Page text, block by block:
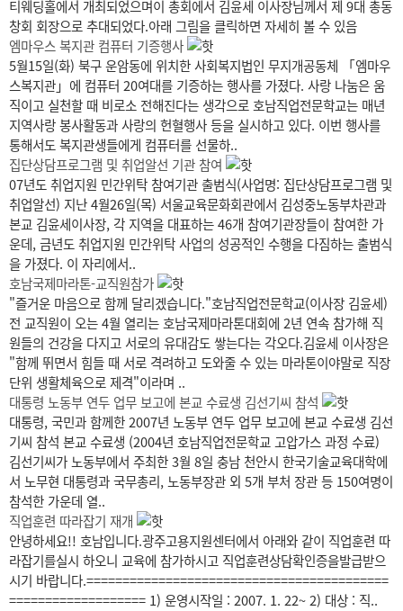
티웨딩홀에서 개최되었으며이 총회에서 김윤세 이사장님께서 제 9대 총동
창회 회장으로 추대되었다.아래 그림을 클릭하면 자세히 볼 수 있음
엠마우스 복지관 컴퓨터 기증행사
5월15일(화) 북구 운암동에 위치한 사회복지법인 무지개공동체 「엠마우
스복지관」에 컴퓨터 20여대를 기증하는 행사를 가졌다. 사랑 나눔은 움
직이고 실천할 때 비로소 전해진다는 생각으로 호남직업전문학교는 매년
지역사랑 봉사활동과 사랑의 헌혈행사 등을 실시하고 있다. 이번 행사를
통해서도 복지관생들에게 컴퓨터를 선물하..
집단상담프로그램 및 취업알선 기관 참여
07년도 취업지원 민간위탁 참여기관 출범식(사업명: 집단상담프로그램 및
취업알선) 지난 4월26일(목) 서울교육문화회관에서 김성중노동부차관과
본교 김윤세이사장, 각 지역을 대표하는 46개 참여기관장들이 참여한 가
운데, 금년도 취업지원 민간위탁 사업의 성공적인 수행을 다짐하는 출범식
을 가졌다. 이 자리에서..
호남국제마라톤-교직원참가
"즐거운 마음으로 함께 달리겠습니다."호남직업전문학교(이사장 김윤세)
전 교직원이 오는 4월 열리는 호남국제마라톤대회에 2년 연속 참가해 직
원들의 건강을 다지고 서로의 유대감도 쌓는다는 각오다.김윤세 이사장은
"함께 뛰면서 힘들 때 서로 격려하고 도와줄 수 있는 마라톤이야말로 직장
단위 생활체육으로 제격"이라며 ..
대통령 노동부 연두 업무 보고에 본교 수료생 김선기씨 참석
대통령, 국민과 함께한 2007년 노동부 연두 업무 보고에 본교 수료생 김선
기씨 참석 본교 수료생 (2004년 호남직업전문학교 고압가스 과정 수료)
김선기씨가 노동부에서 주최한 3월 8일 충남 천안시 한국기술교육대학에
서 노무현 대통령과 국무총리, 노동부장관 외 5개 부처 장관 등 150여명이
참석한 가운데 열..
직업훈련 따라잡기 재개
안녕하세요!! 호남입니다.광주고용지원센터에서 아래와 같이 직업훈련 따
라잡기를실시 하오니 교육에 참가하시고 직업훈련상담확인증을발급받으
시기 바랍니다.==========================================
=================== 1) 운영시작일 : 2007. 1. 22~ 2) 대상 : 직..